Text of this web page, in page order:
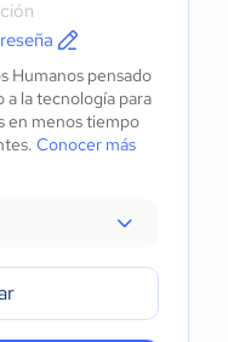
Humanos pensado
a la tecnología para
en menos tiempo
Conocer más